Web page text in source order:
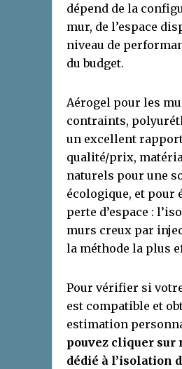
dépend de la
mur, de l’espace
niveau de
du budget.
Aérogel pour les
contraints,
un excellent
qualité/prix,
naturels pour une
écologique, et pour
perte d’espace :
murs creux par
la méthode la plus
Pour vérifier si
est compatible et
estimation
pouvez cliquer sur
dédié à l’isolation